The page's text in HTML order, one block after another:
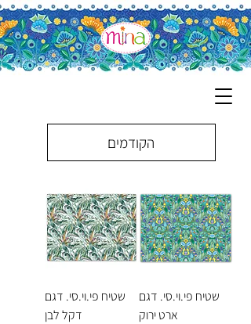
הקודמים
שטיח פי.וי.סי. דגם
ארט ירוק
שטיח פי.וי.סי. דגם
דקל לבן